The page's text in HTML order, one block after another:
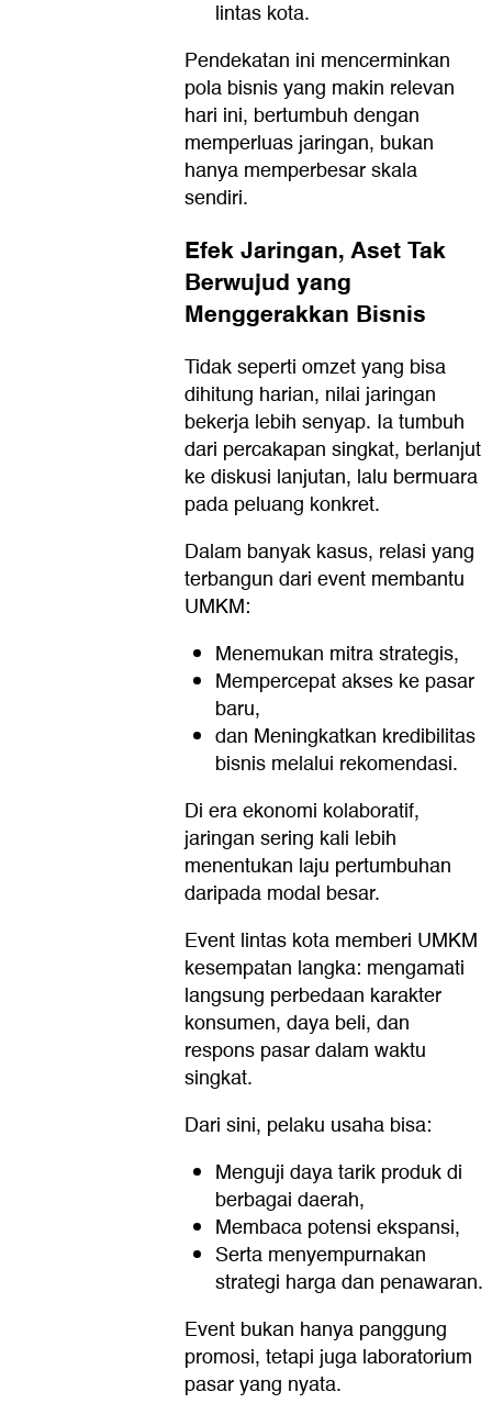
lintas kota.
Pendekatan ini mencerminkan
pola bisnis yang makin relevan
hari ini, bertumbuh dengan
memperluas jaringan, bukan
hanya memperbesar skala
sendiri.
Efek Jaringan, Aset Tak
Berwujud yang
Menggerakkan Bisnis
Tidak seperti omzet yang bisa
dihitung harian, nilai jaringan
bekerja lebih senyap. Ia tumbuh
dari percakapan singkat, berlanjut
ke diskusi lanjutan, lalu bermuara
pada peluang konkret.
Dalam banyak kasus, relasi yang
terbangun dari event membantu
UMKM:
Menemukan mitra strategis,
Mempercepat akses ke pasar
baru,
dan Meningkatkan kredibilitas
bisnis melalui rekomendasi.
Di era ekonomi kolaboratif,
jaringan sering kali lebih
menentukan laju pertumbuhan
daripada modal besar.
Event lintas kota memberi UMKM
kesempatan langka: mengamati
langsung perbedaan karakter
konsumen, daya beli, dan
respons pasar dalam waktu
singkat.
Dari sini, pelaku usaha bisa:
Menguji daya tarik produk di
berbagai daerah,
Membaca potensi ekspansi,
Serta menyempurnakan
strategi harga dan penawaran.
Event bukan hanya panggung
promosi, tetapi juga laboratorium
pasar yang nyata.